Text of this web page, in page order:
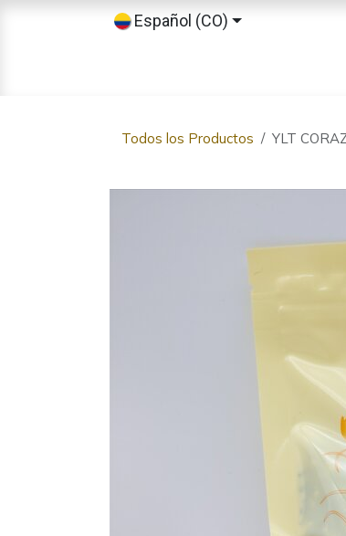
Español (CO)
Todos los Productos YLT